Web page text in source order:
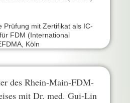
Prüfung mit Zertifikat als IC-
FDM (International
Köln
des Rhein-Main-FDM-
mit Dr. med. Gui-Lin